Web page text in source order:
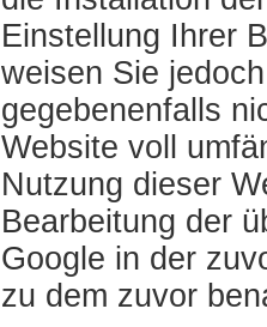
Einstellung Ihrer
weisen Sie
gegebenenfalls
Website voll
Nutzung dieser
Bearbeitung der
Google in der
zu dem zuvor